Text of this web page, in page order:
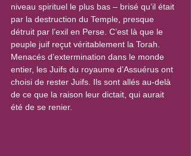
niveau spirituel le plus bas – brisé qu’il était
par la destruction du Temple, presque
détruit par l’exil en Perse. C’est là que le
peuple juif reçut véritablement la Torah.
Menacés d’extermination dans le monde
entier, les Juifs du royaume d’Assuérus ont
choisi de rester Juifs. Ils sont allés au-delà
de ce que la raison leur dictait, qui aurait
été de se renier.